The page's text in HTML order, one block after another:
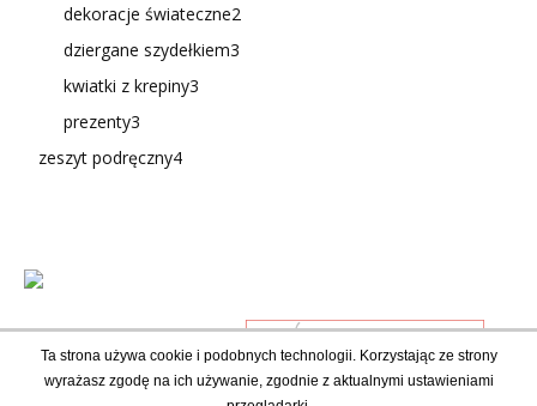
dekoracje świateczne2
dziergane szydełkiem3
kwiatki z krepiny3
prezenty3
zeszyt podręczny4
Ta strona używa cookie i podobnych technologii. Korzystając ze strony
wyrażasz zgodę na ich używanie, zgodnie z aktualnymi ustawieniami